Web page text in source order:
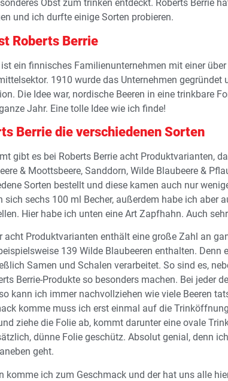
Obst zum trinken entdeckt. Roberts Berrie
und ich durfte einige Sorten probieren.
Roberts Berrie
ist ein finnisches Familienunternehmen mit einer
1910 wurde das Unternehmen
Die Idee war, nordische Beeren in eine trinkbare
Jahr. Eine tolle Idee wie ich finde!
Berrie die verschiedenen Sorten
gibt es bei Roberts Berrie acht Produktvarianten,
& Moottsbeere, Sanddorn, Wilde Blaubeere &
Sorten bestellt und diese kamen auch nur
sich sechs 100 ml Becher, außerdem habe ich aber
Hier habe ich unten eine Art Zapfhahn. Auch
acht Produktvarianten enthält eine große Zahl an
139 Wilde Blaubeeren enthalten.
Samen und Schalen verarbeitet. So sind es,
Berrie-Produkte so besonders machen. Bei jeder
so kann ich immer nachvollziehen wie viele Beeren
komme muss ich erst einmal auf die
ziehe die Folie ab, kommt darunter eine ovale
dünne Folie geschütz. Absolut genial, denn
geht.
komme ich zum Geschmack und der hat uns alle